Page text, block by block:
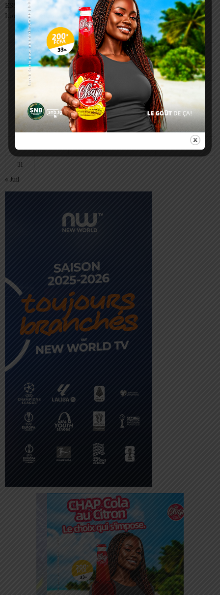
ESSAL 2026 : les admissibles convoqués pour la visite médicale à
Lomé
août 2026
M M J V S D
1 2
5
10 11 12 13 14 15 16
17 18 19 21 22 23
30
31
« Juil